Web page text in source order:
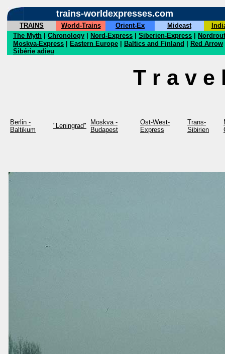
trains-worldexpresses.com
TRAINS World-Trains Orient-Ex Mideast
The Myth
Chronology Nord-Express Siberien-Express
Moskva-Express
Eastern Europe Baltics and Finland Red Arrow
Sibérie adieu
T r a v
Berlin -
Baltikum
"Leningrad"
Moskva -
Budapest
Ost-West-
Express
Trans-
Sibirien